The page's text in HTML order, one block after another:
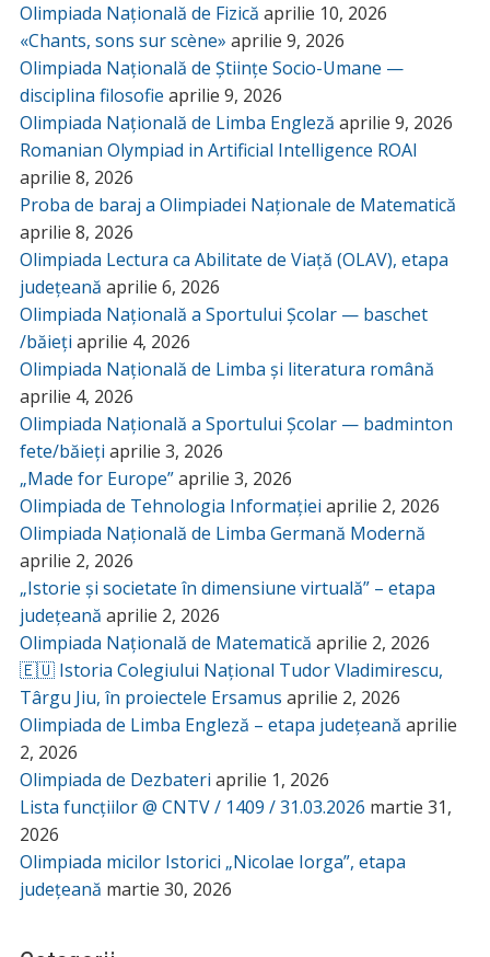
Olimpiada Națională de Fizică aprilie 10, 2026
«Chants, sons sur scène» aprilie 9, 2026
Olimpiada Națională de Științe Socio-Umane —
disciplina filosofie aprilie 9, 2026
Olimpiada Națională de Limba Engleză aprilie 9, 2026
Romanian Olympiad in Artificial Intelligence ROAI
aprilie 8, 2026
Proba de baraj a Olimpiadei Naționale de Matematică
aprilie 8, 2026
Olimpiada Lectura ca Abilitate de Viață (OLAV), etapa
județeană aprilie 6, 2026
Olimpiada Națională a Sportului Școlar — baschet
/băieți aprilie 4, 2026
Olimpiada Națională de Limba și literatura română
aprilie 4, 2026
Olimpiada Națională a Sportului Școlar — badminton
fete/băieți aprilie 3, 2026
„Made for Europe”aprilie 3, 2026
Olimpiada de Tehnologia Informației aprilie 2, 2026
Olimpiada Națională de Limba Germană Modernă
aprilie 2, 2026
„Istorie și societate în dimensiune virtuală” – etapa
județeană aprilie 2, 2026
Olimpiada Națională de Matematică aprilie 2, 2026
🇪🇺 Istoria Colegiului Național Tudor Vladimirescu,
Târgu Jiu, în proiectele Ersamus aprilie 2, 2026
Olimpiada de Limba Engleză – etapa județeană aprilie
2, 2026
Olimpiada de Dezbateri aprilie 1, 2026
Lista funcțiilor @ CNTV / 1409 / 31.03.2026 martie 31,
2026
Olimpiada micilor Istorici „Nicolae Iorga”, etapa
județeană martie 30, 2026